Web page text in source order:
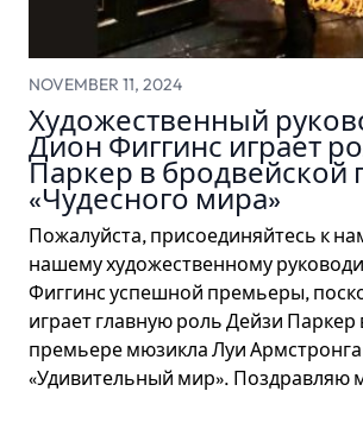
NOVEMBER 11, 2024
Художественный
Дион Фиггинс играет
Паркер в бродвейской
«Чудесного мира»
Пожалуйста, присоединяйтесь к
нашему художественному
Фиггинс успешной премьеры,
играет главную роль Дейзи Паркер
премьере мюзикла Луи Армстронга
«Удивительный мир». Поздравляю